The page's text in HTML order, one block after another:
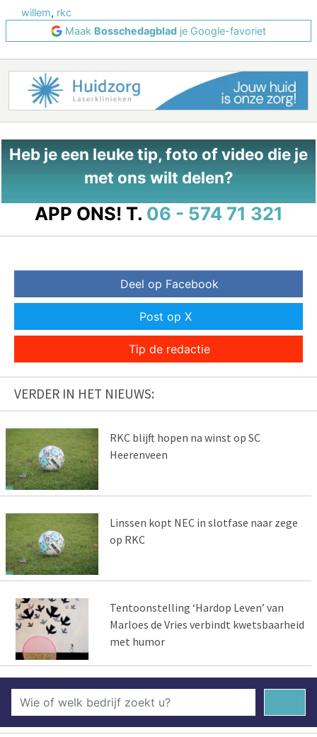
willem, rkc
Maak Bosschedagblad je Google-favoriet
Heb je een leuke tip, foto of video die je
met ons wilt delen?
APP ONS! T. 06 - 574 71 321
Deel op Facebook
Post op X
Tip de redactie
VERDER IN HET NIEUWS:
RKC blijft hopen na winst op SC
Heerenveen
Linssen kopt NEC in slotfase naar zege
op RKC
Tentoonstelling ‘Hardop Leven’ van
Marloes de Vries verbindt kwetsbaarheid
met humor